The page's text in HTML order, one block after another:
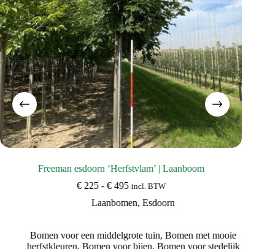
Freeman esdoorn ‘Herfstvlam’ | Laanboom
€225 - €495Prijsklasse:
tot
incl. BTW
Laanbomen,Esdoorn
Bomen voor een middelgrote tuin,Bomen met mooie
herfstkleuren, Bomen voor bijen, Bomen voor stedelijk